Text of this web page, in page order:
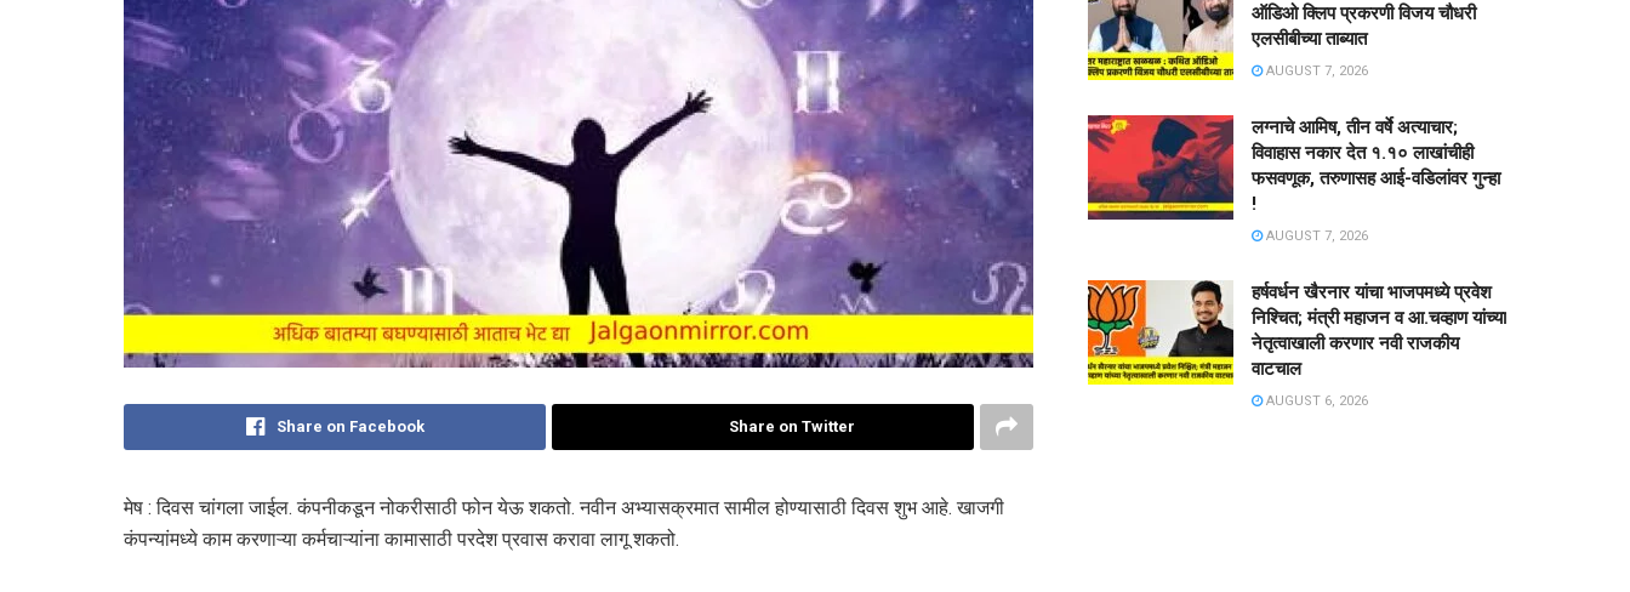
Share on Facebook Share on Twitter
मेष : दिवस चांगला जाईल. कंपनीकडून नोकरीसाठी फोन येऊ शकतो. नवीन अभ्यासक्रमात सामील होण्यासाठी दिवस शुभ आहे. खाजगी
कंपन्यांमध्ये काम करणाऱ्या कर्मचाऱ्यांना कामासाठी परदेश प्रवास करावा लागू शकतो.
ऑडिओ क्लिप प्रकरणी विजय चौधरी
एलसीबीच्या ताब्यात
AUGUST 7, 2026
लग्नाचे आमिष, तीन वर्षे अत्याचार;
विवाहास नकार देत १.१० लाखांचीही
फसवणूक, तरुणासह आई-वडिलांवर गुन्हा
!
AUGUST 7, 2026
हर्षवर्धन खैरनार यांचा भाजपमध्ये प्रवेश
निश्चित; मंत्री महाजन व आ.चव्हाण यांच्या
नेतृत्वाखाली करणार नवी राजकीय
वाटचाल
AUGUST 6, 2026